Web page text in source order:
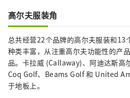
高尔夫服装角
总共经营22个品牌的高尔夫服装和13
种类丰富，从注重高尔夫功能性的产
品。卡拉威 (Callaway)、阿迪达斯
Coq Golf、Beams Golf 和 United
于地板上。